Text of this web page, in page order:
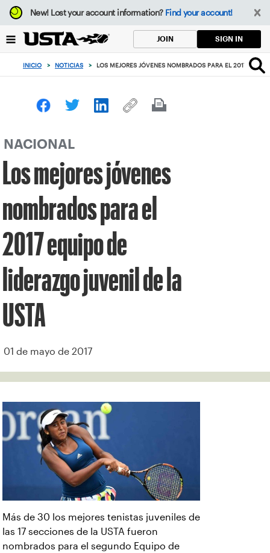
Enfoque
desde
botón
volver
principio
New!Lost your account information? Find your account!
JOIN SIGN IN
INICIO > NOTICIAS > LOS MEJORES JÓVENES NOMBRADOS PARA EL 2017
NACIONAL
Los mejores jóvenes
nombrados para el
2017 equipo de
liderazgo juvenil de la
USTA
01 de mayo de 2017
Más de 30 los mejores tenistas juveniles de
las 17 secciones de la USTA fueron
nombrados para el segundo Equipo de